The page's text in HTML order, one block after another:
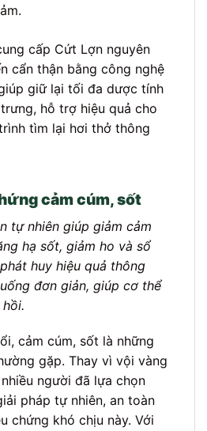
cấp Cứt Lợn nguyên
cẩn thận bằng công nghệ
giữ lại tối đa dược tính
hỗ trợ hiệu quả cho
tìm lại hơi thở thông
cảm cúm, sốt
tự nhiên giúp giảm cảm
hạ sốt, giảm ho và sổ
huy hiệu quả thông
đơn giản, giúp cơ thể
cảm cúm, sốt là những
gặp. Thay vì vội vàng
người đã lựa chọn
pháp tự nhiên, an toàn
chứng khó chịu này. Với